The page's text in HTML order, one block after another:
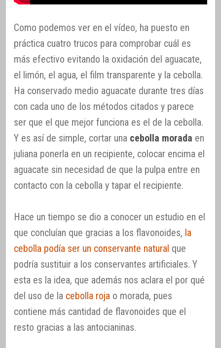
Como podemos ver en el vídeo, ha puesto en
práctica cuatro trucos para comprobar cuál es
más efectivo evitando la oxidación del aguacate,
el limón, el agua, el film transparente y la cebolla.
Ha conservado medio aguacate durante tres días
con cada uno de los métodos citados y parece
ser que el que mejor funciona es el de la cebolla.
Y es así de simple, cortar una cebolla morada en
juliana ponerla en un recipiente, colocar encima el
aguacate sin necesidad de que la pulpa entre en
contacto con la cebolla y tapar el recipiente.
Hace un tiempo se dio a conocer un estudio en el
que concluían que gracias a los flavonoides, la
cebolla podía ser un conservante natural que
podría sustituir a los conservantes artificiales. Y
esta es la idea, que además nos aclara el por qué
del uso de la cebolla roja o morada, pues
contiene más cantidad de flavonoides que el
resto gracias a las antocianinas.